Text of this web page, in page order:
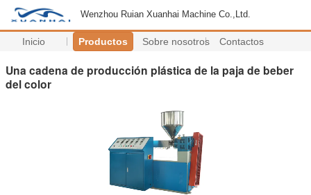
Wenzhou Ruian Xuanhai Machine Co.,Ltd.
Inicio Productos Sobre nosotros Contactos
Una cadena de producción plástica de la paja de beber
del color